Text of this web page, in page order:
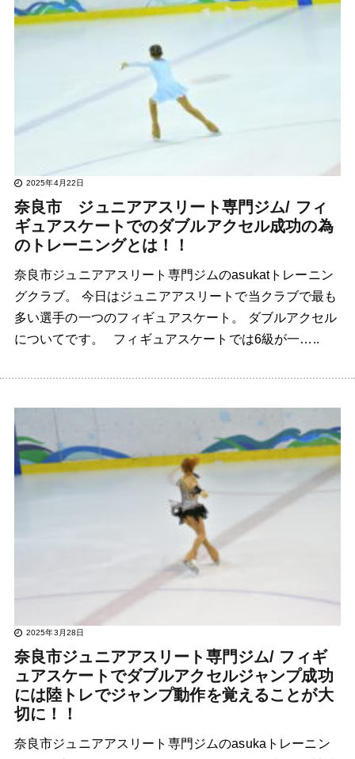
2025年4月22日
奈良市 ジュニアアスリート専門ジム/ フィ
ギュアスケートでのダブルアクセル成功の為
のトレーニングとは！！
奈良市ジュニアアスリート専門ジムのasukatトレーニン
グクラブ。 今日はジュニアアスリートで当クラブで最も
多い選手の一つのフィギュアスケート。 ダブルアクセル
についてです。 フィギュアスケートでは6級が一…..
2025年3月28日
奈良市ジュニアアスリート専門ジム/ フィギ
ュアスケートでダブルアクセルジャンプ成功
には陸トレでジャンプ動作を覚えることが大
切に！！
奈良市ジュニアアスリート専門ジムのasukaトレーニン